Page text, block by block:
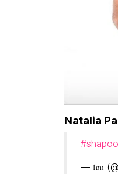
Natalia
#shapoo
— 𝔩𝔬𝔲